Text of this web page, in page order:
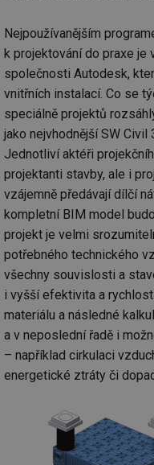
Nejpoužívanějším
k projektování do praxe je
společnosti Autodesk,
vnitřních instalací. Co se
speciálně projektů
jako nejvhodnější SW
Jednotliví aktéři
projektanti stavby, ale i
vzájemně předávají dílčí
kompletní BIM model
projekt je velmi
potřebného technického
všechny souvislosti a
i vyšší efektivita a
materiálu a následné
a v neposlední řadě i
– například cirkulaci
energetické ztráty či